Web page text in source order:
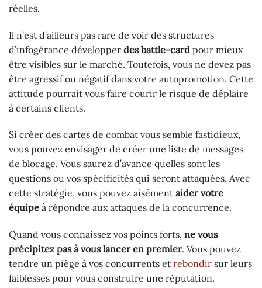
réelles.
Il n’est d’ailleurs pas rare de voir des structures
d’infogérance développer des battle-card pour mieux
être visibles sur le marché. Toutefois, vous ne devez pas
être agressif ou négatif dans votre autopromotion. Cette
attitude pourrait vous faire courir le risque de déplaire
à certains clients.
Si créer des cartes de combat vous semble fastidieux,
vous pouvez envisager de créer une liste de messages
de blocage. Vous saurez d’avance quelles sont les
questions ou vos spécificités qui seront attaquées. Avec
cette stratégie, vous pouvez aisément aider votre
équipe à répondre aux attaques de la concurrence.
Quand vous connaissez vos points forts, ne vous
précipitez pas à vous lancer en premier. Vous pouvez
tendre un piège à vos concurrents et rebondir sur leurs
faiblesses pour vous construire une réputation.